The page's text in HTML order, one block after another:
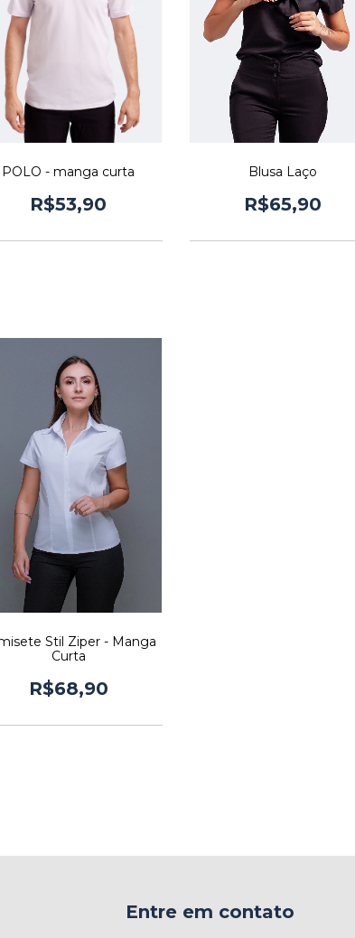
POLO - manga curta
R$53,90
Blusa Laço
R$65,90
Stil Ziper - Manga
Curta
R$68,90
Entre em contato